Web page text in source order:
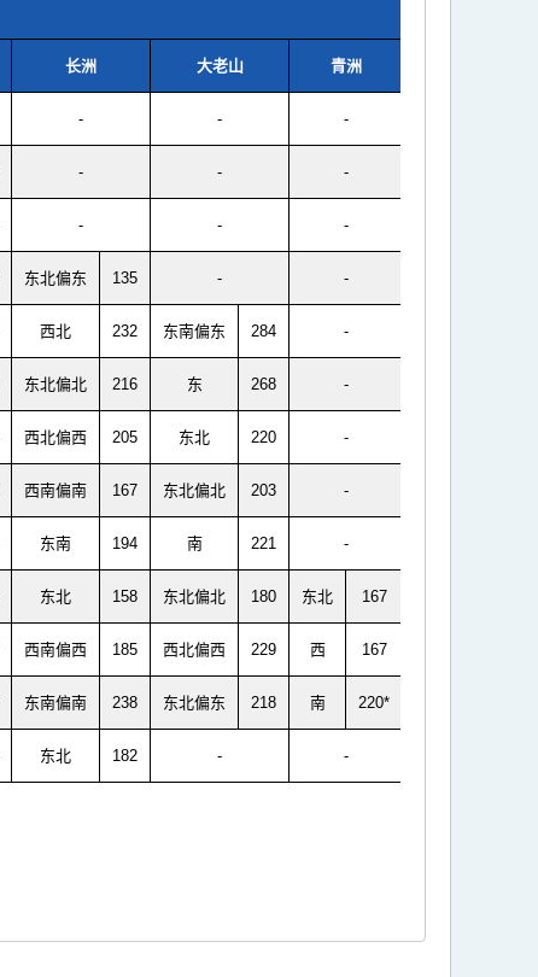
长洲 大老山 青洲
- - -
- - -
- - -
东北偏东 135 - -
西北 232 东南偏东 284 -
东北偏北 216 东 268 -
西北偏西 205 东北 220 -
西南偏南 167 东北偏北 203 -
东南 194 南 221 -
东北 158 东北偏北 180 东北 167
西南偏西 185 西北偏西 229 西 167
东南偏南 238 东北偏东 218 南 220*
东北 182 - -